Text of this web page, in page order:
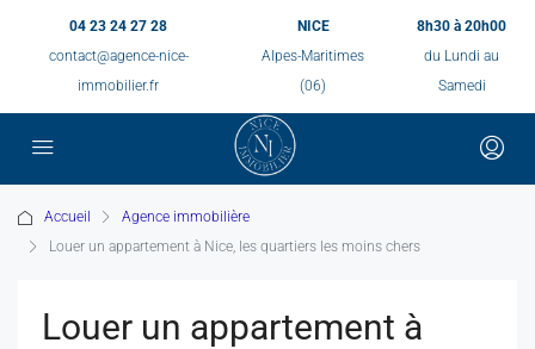
04 23 24 27 28
contact@agence-nice-
immobilier.fr
NICE
Alpes-Maritimes
(06)
8h30 à 20h00
du Lundi au
Samedi
Accueil
Agence immobilière
Louer un appartement à Nice, les quartiers les moins chers
Louer un appartement à